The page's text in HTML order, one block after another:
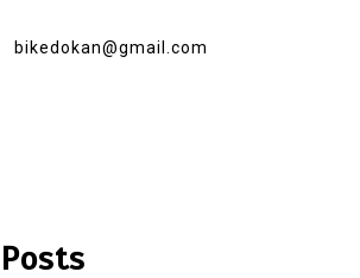
bikedokan@gmail.com